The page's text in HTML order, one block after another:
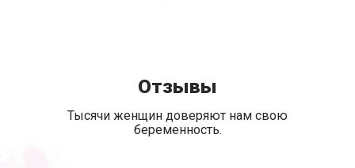
Отзывы
Тысячи женщин доверяют нам свою
беременность.